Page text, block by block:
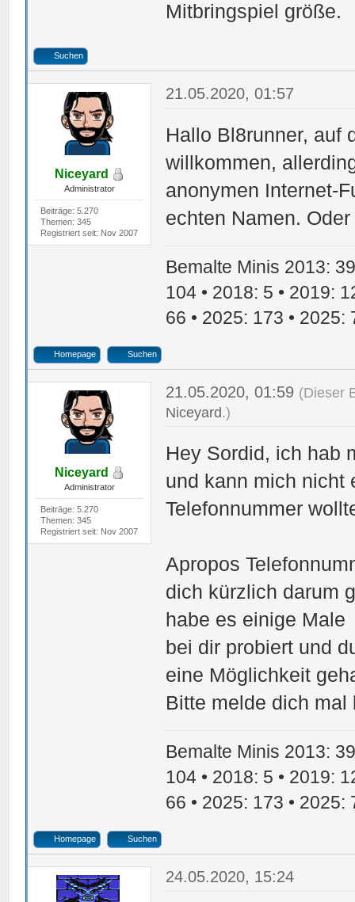
Mitbringspiel größe.
Suchen
Niceyard
Administrator
Beiträge: 5.270
Themen: 345
Registriert seit: Nov 2007
21.05.2020, 01:57
Hallo Bl8runner, auf
willkommen,
anonymen Internet-
echten Namen.
Bemalte Minis 2013:
104 • 2018: 5 • 2019:
66 • 2025: 173 • 2025:
Homepage Suchen
Niceyard
Administrator
Beiträge: 5.270
Themen: 345
Registriert seit: Nov 2007
21.05.2020, 01:59 (Dieser
Niceyard.)
Hey Sordid, ich hab
und kann mich nicht
Telefonnummer
Apropos
dich kürzlich darum
habe es einige Male
bei dir probiert und
eine Möglichkeit
Bitte melde dich mal
Bemalte Minis 2013:
104 • 2018: 5 • 2019:
66 • 2025: 173 • 2025:
Homepage Suchen
24.05.2020, 15:24